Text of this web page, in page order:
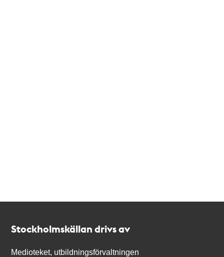
Stockholmskällan drivs av
Medioteket, utbildningsförvaltningen